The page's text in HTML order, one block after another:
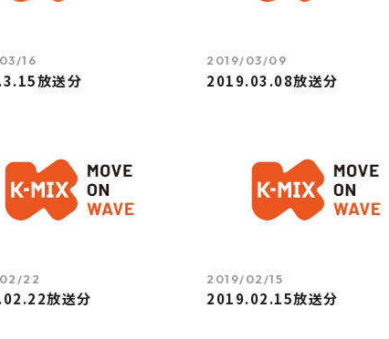
16
放送分
2019/03/09
2019.03.08放送分
22
放送分
2019/02/15
2019.02.15放送分